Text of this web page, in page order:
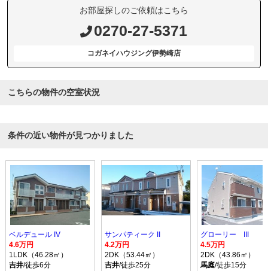
お部屋探しのご依頼はこちら
0270-27-5371
コガネイハウジング伊勢崎店
こちらの物件の空室状況
条件の近い物件が見つかりました
ベルデュール IV
4.6万円
1LDK（46.28㎡）
吉井/徒歩6分
サンパティーク II
4.2万円
2DK（53.44㎡）
吉井/徒歩25分
グローリー III
4.5万円
2DK（43.86㎡）
馬庭/徒歩15分